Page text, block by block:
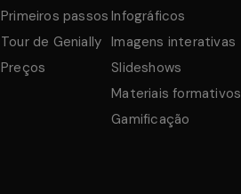
Primeiros passos
Tour de Genially
Preços
Infográficos
Imagens interativas
Slideshows
Materiais formativos
Gamificação